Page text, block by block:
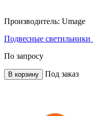
Производитель: Umage
Подвесные светильники
По запросу
В корзину Под заказ